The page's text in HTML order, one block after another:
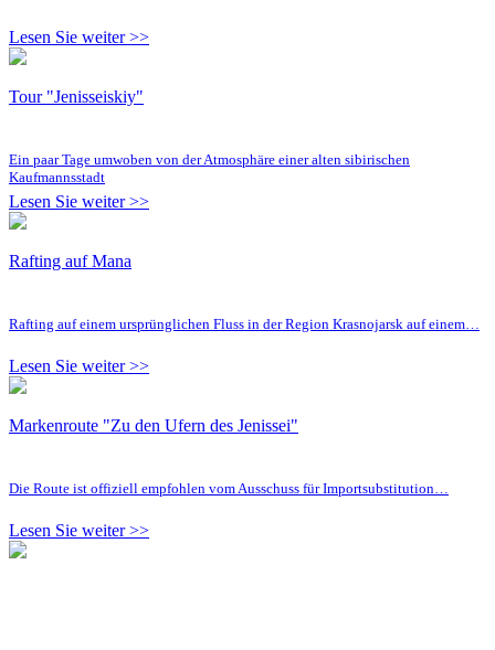
Lesen Sie weiter >>
Tour "Jenisseiskiy"
Ein paar Tage umwoben von der Atmosphäre einer alten sibirischen
Kaufmannsstadt
Lesen Sie weiter >>
Rafting auf Mana
Rafting auf einem ursprünglichen Fluss in der Region Krasnojarsk auf einem…
Lesen Sie weiter >>
Markenroute "Zu den Ufern des Jenissei"
Die Route ist offiziell empfohlen vom Ausschuss für Importsubstitution…
Lesen Sie weiter >>